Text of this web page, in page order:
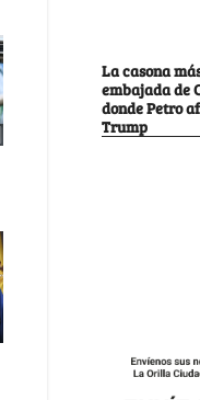
La casona
embajada de
donde Petro
Trump